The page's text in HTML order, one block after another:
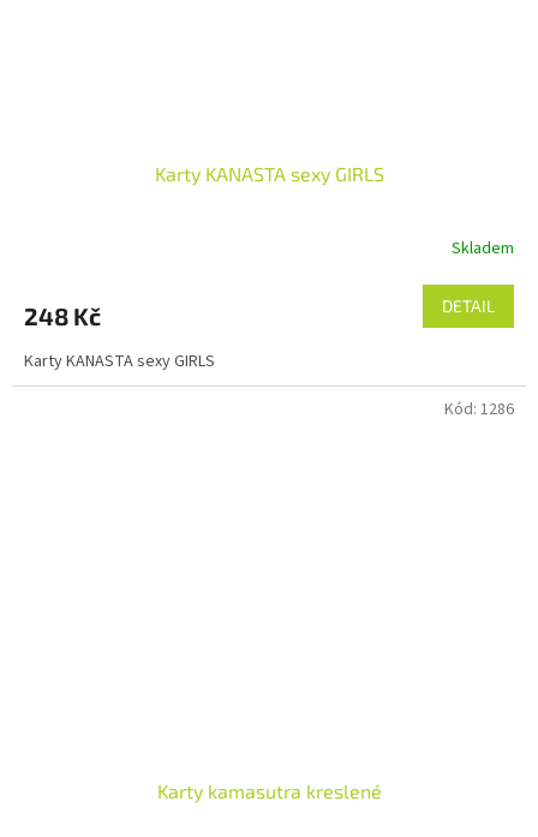
Karty KANASTA sexy GIRLS
je
z
5
Skladem
248 Kč DETAIL
Karty KANASTA sexy GIRLS
Karty kamasutra kreslené
Kód: 1286